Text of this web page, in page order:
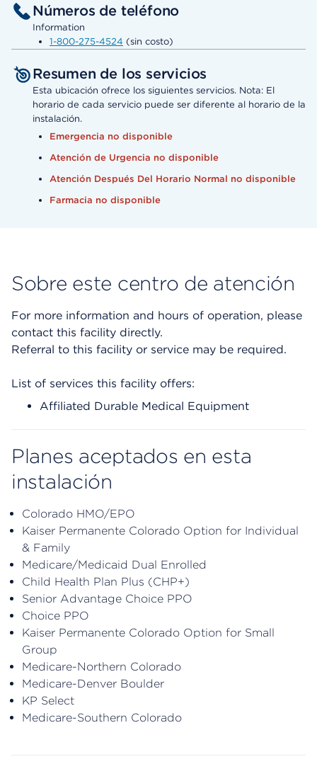
Números de teléfono
Information
1-800-275-4524 (sin costo)
Resumen de los servicios
Esta ubicación ofrece los siguientes servicios. Nota: El
horario de cada servicio puede ser diferente al horario de la
instalación.
Emergencia no disponible
Atención de Urgencia no disponible
Atención Después Del Horario Normal no disponible
Farmacia no disponible
Sobre este centro de atención
For more information and hours of operation, please
contact this facility directly.
Referral to this facility or service may be required.
List of services this facility offers:
Affiliated Durable Medical Equipment
Planes aceptados en esta
instalación
Colorado HMO/EPO
Kaiser Permanente Colorado Option for Individual
& Family
Medicare/Medicaid Dual Enrolled
Child Health Plan Plus (CHP+)
Senior Advantage Choice PPO
Choice PPO
Kaiser Permanente Colorado Option for Small
Group
Medicare-Northern Colorado
Medicare-Denver Boulder
KP Select
Medicare-Southern Colorado